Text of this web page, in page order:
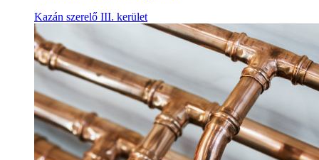
Kazán szerelő III. kerület